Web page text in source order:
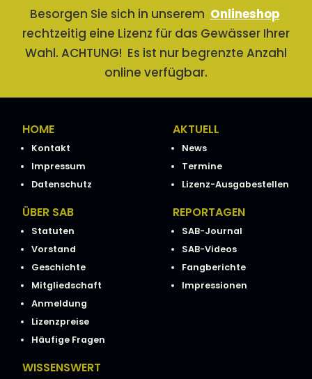
Besorgen Sie sich in unserem Onlineshop
rechtzeitig eine Lizenz für das Gewässer Ihrer
Wahl. ACHTUNG! Es ist nur begrenzte Anzahl
online verfügbar.
HOME
Kontakt
Impressum
Datenschutz
AKTUELL
News
Termine
Lizenz-Ausgabestellen
ÜBER SAB
Statuten
Vorstand
Geschichte
Mitgliedschaft
Anmeldung
Lizenzpreise
Häufige Fragen
REPORTAGEN
SAB-Journal
SAB-Videos
Fangberichte
Impressionen
WISSENSWERT